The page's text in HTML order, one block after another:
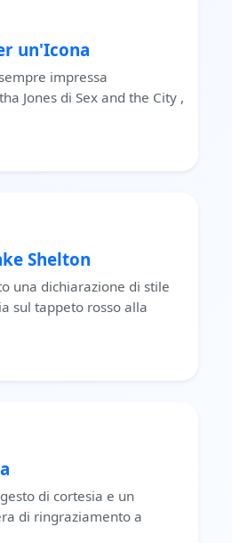
un'Icona
impressa
Jones di Sex and the City ,
Shelton
una dichiarazione di stile
sul tappeto rosso alla
di cortesia e un
di ringraziamento a